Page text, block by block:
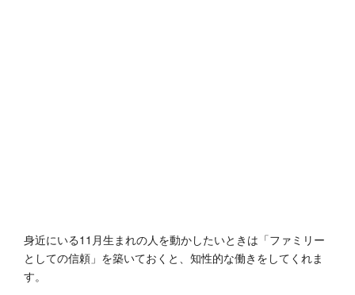
身近にいる11月生まれの人を動かしたいときは「ファミリー
としての信頼」を築いておくと、知性的な働きをしてくれま
す。